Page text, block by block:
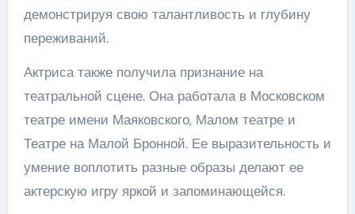
демонстрируя свою талантливость и глубину
переживаний.
Актриса также получила признание на
театральной сцене. Она работала в Московском
театре имени Маяковского, Малом театре и
Театре на Малой Бронной. Ее выразительность и
умение воплотить разные образы делают ее
актерскую игру яркой и запоминающейся.